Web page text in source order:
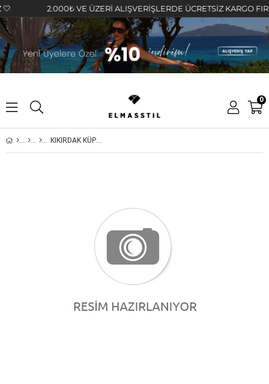
2.000₺ VE ÜZERİ ALIŞVERİŞLERDE ÜCRETSİZ KARGO
0
KIKIRDAK KÜPE 90